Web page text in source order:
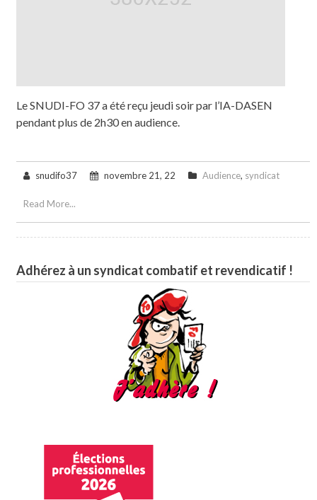
Le SNUDI-FO 37 a été reçu jeudi soir par l’IA-DASEN
pendant plus de 2h30 en audience.
snudifo37 novembre 21, 22 Audience, syndicat
Read More...
Adhérez à un syndicat combatif et revendicatif !